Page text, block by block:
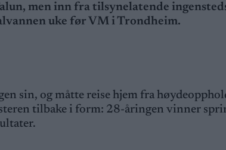
men inn fra tilsynelatende
uke før VM i Trondheim.
sin, og måtte reise hjem fra
tilbake i form: 28-åringen vinner